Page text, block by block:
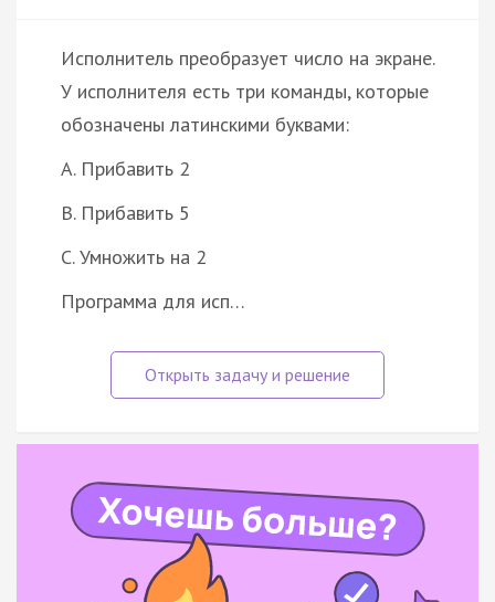
Исполнитель преобразует число на экране.
У исполнителя есть три команды, которые
обозначены латинскими буквами:
A. Прибавить 2
B. Прибавить 5
C. Умножить на 2
Программа для исп…